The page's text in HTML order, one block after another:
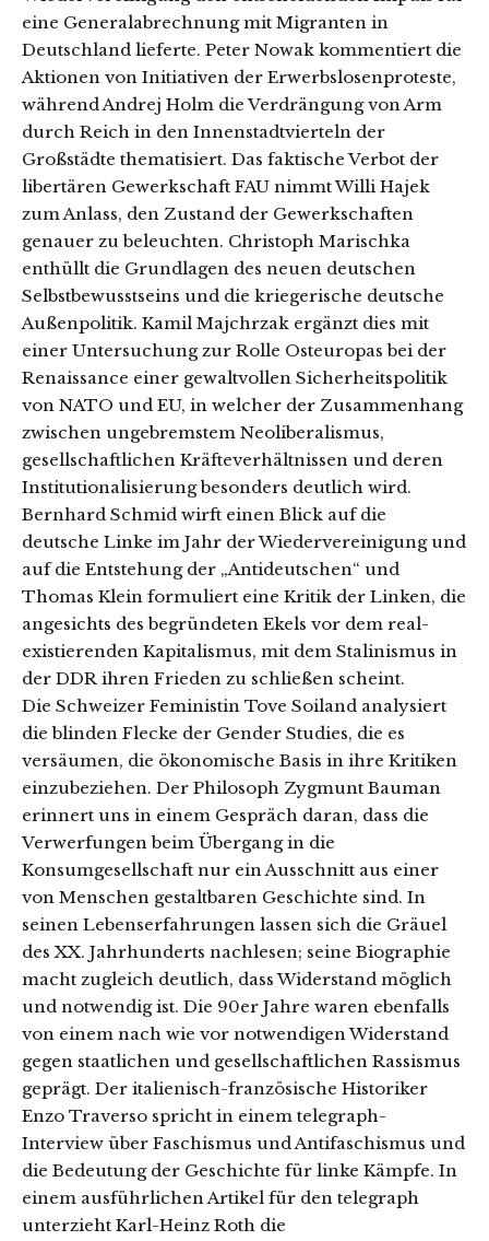
eine Generalabrechnung mit Migranten in
Deutschland lieferte. Peter Nowak kommentiert die
Aktionen von Initiativen der Erwerbslosenproteste,
während Andrej Holm die Verdrängung von Arm
durch Reich in den Innenstadtvierteln der
Großstädte thematisiert. Das faktische Verbot der
libertären Gewerkschaft FAU nimmt Willi Hajek
zum Anlass, den Zustand der Gewerkschaften
genauer zu beleuchten. Christoph Marischka
enthüllt die Grundlagen des neuen deutschen
Selbstbewusstseins und die kriegerische deutsche
Außenpolitik. Kamil Majchrzak ergänzt dies mit
einer Untersuchung zur Rolle Osteuropas bei der
Renaissance einer gewaltvollen Sicherheitspolitik
von NATO und EU, in welcher der Zusammenhang
zwischen ungebremstem Neoliberalismus,
gesellschaftlichen Kräfteverhältnissen und deren
Institutionalisierung besonders deutlich wird.
Bernhard Schmid wirft einen Blick auf die
deutsche Linke im Jahr der Wiedervereinigung und
auf die Entstehung der „Antideutschen“ und
Thomas Klein formuliert eine Kritik der Linken, die
angesichts des begründeten Ekels vor dem real-
existierenden Kapitalismus, mit dem Stalinismus in
der DDR ihren Frieden zu schließen scheint.
Die Schweizer Feministin Tove Soiland analysiert
die blinden Flecke der Gender Studies, die es
versäumen, die ökonomische Basis in ihre Kritiken
einzubeziehen. Der Philosoph Zygmunt Bauman
erinnert uns in einem Gespräch daran, dass die
Verwerfungen beim Übergang in die
Konsumgesellschaft nur ein Ausschnitt aus einer
von Menschen gestaltbaren Geschichte sind. In
seinen Lebenserfahrungen lassen sich die Gräuel
des XX. Jahrhunderts nachlesen; seine Biographie
macht zugleich deutlich, dass Widerstand möglich
und notwendig ist. Die 90er Jahre waren ebenfalls
von einem nach wie vor notwendigen Widerstand
gegen staatlichen und gesellschaftlichen Rassismus
geprägt. Der italienisch-französische Historiker
Enzo Traverso spricht in einem telegraph-
Interview über Faschismus und Antifaschismus und
die Bedeutung der Geschichte für linke Kämpfe. In
einem ausführlichen Artikel für den telegraph
unterzieht Karl-Heinz Roth die